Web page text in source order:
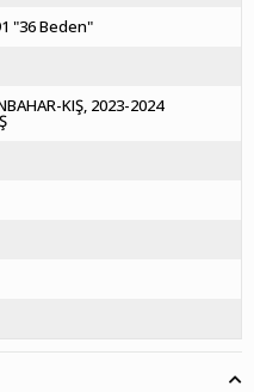
"36 Beden"
KIŞ 2023-2024